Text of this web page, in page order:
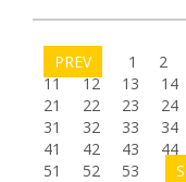
PREV 1 2
11
12 13 14
21
22 23 24
31
32 33 34
41
42 43 44
51
52 53